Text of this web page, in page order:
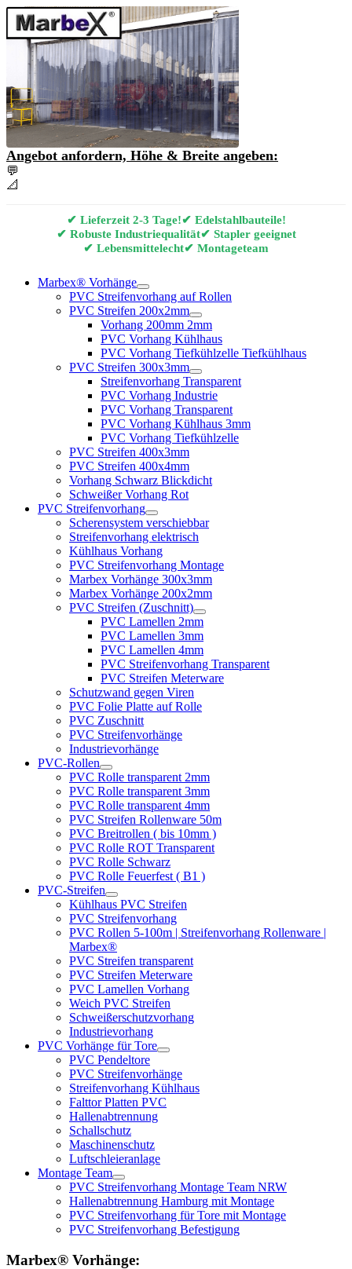
Angebot anfordern, Höhe & Breite angeben:
💬
📐
✔ Lieferzeit 2-3 Tage!✔ Edelstahlbauteile!
✔ Robuste Industriequalität✔ Stapler geeignet
✔ Lebensmittelecht✔ Montageteam
Marbex® Vorhänge
PVC Streifenvorhang auf Rollen
PVC Streifen 200x2mm
Vorhang 200mm 2mm
PVC Vorhang Kühlhaus
PVC Vorhang Tiefkühlzelle Tiefkühlhaus
PVC Streifen 300x3mm
Streifenvorhang Transparent
PVC Vorhang Industrie
PVC Vorhang Transparent
PVC Vorhang Kühlhaus 3mm
PVC Vorhang Tiefkühlzelle
PVC Streifen 400x3mm
PVC Streifen 400x4mm
Vorhang Schwarz Blickdicht
Schweißer Vorhang Rot
PVC Streifenvorhang
Scherensystem verschiebbar
Streifenvorhang elektrisch
Kühlhaus Vorhang
PVC Streifenvorhang Montage
Marbex Vorhänge 300x3mm
Marbex Vorhänge 200x2mm
PVC Streifen (Zuschnitt)
PVC Lamellen 2mm
PVC Lamellen 3mm
PVC Lamellen 4mm
PVC Streifenvorhang Transparent
PVC Streifen Meterware
Schutzwand gegen Viren
PVC Folie Platte auf Rolle
PVC Zuschnitt
PVC Streifenvorhänge
Industrievorhänge
PVC-Rollen
PVC Rolle transparent 2mm
PVC Rolle transparent 3mm
PVC Rolle transparent 4mm
PVC Streifen Rollenware 50m
PVC Breitrollen ( bis 10mm )
PVC Rolle ROT Transparent
PVC Rolle Schwarz
PVC Rolle Feuerfest ( B1 )
PVC-Streifen
Kühlhaus PVC Streifen
PVC Streifenvorhang
PVC Rollen 5-100m | Streifenvorhang Rollenware |
Marbex®
PVC Streifen transparent
PVC Streifen Meterware
PVC Lamellen Vorhang
Weich PVC Streifen
Schweißerschutzvorhang
Industrievorhang
PVC Vorhänge für Tore
PVC Pendeltore
PVC Streifenvorhänge
Streifenvorhang Kühlhaus
Falttor Platten PVC
Hallenabtrennung
Schallschutz
Maschinenschutz
Luftschleieranlage
Montage Team
PVC Streifenvorhang Montage Team NRW
Hallenabtrennung Hamburg mit Montage
PVC Streifenvorhang für Tore mit Montage
PVC Streifenvorhang Befestigung
Marbex® Vorhänge: